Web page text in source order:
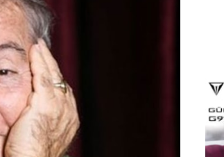
bir yaşam sürdüren usta
görüntülendi. Spor ve
sanatçının değişimi sosyal